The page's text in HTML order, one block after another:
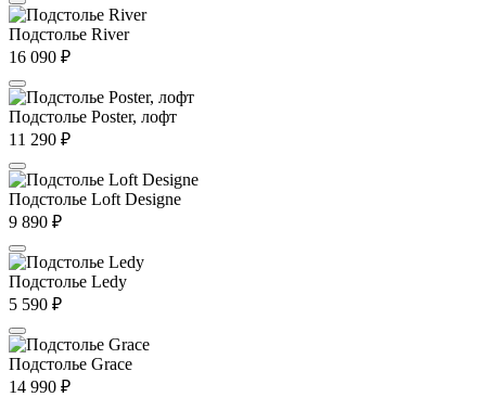
Подстолье River
16 090 ₽
Подстолье Poster, лофт
11 290 ₽
Подстолье Loft Designe
9 890 ₽
Подстолье Ledy
5 590 ₽
Подстолье Grace
14 990 ₽